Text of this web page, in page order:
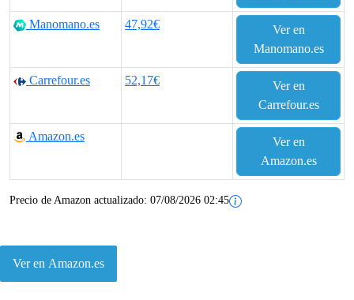
i
i
a
a
:
t
a
e
:
1
,
Manomano.es 47,92€
Ver en
Manomano.es
Carrefour.es 52,17€
Ver en
Carrefour.es
Amazon.es
Ver en
Amazon.es
Precio de Amazon actualizado: 07/08/2026 02:45
Ver en Amazon.es